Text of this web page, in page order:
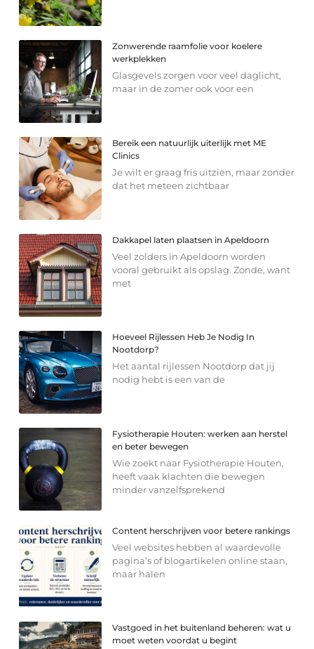
Zonwerende raamfolie voor koelere
werkplekken
Glasgevels zorgen voor veel daglicht,
maar in de zomer ook voor een
Bereik een natuurlijk uiterlijk met ME
Clinics
Je wilt er graag fris uitzien, maar zonder
dat het meteen zichtbaar
Dakkapel laten plaatsen in Apeldoorn
Veel zolders in Apeldoorn worden
vooral gebruikt als opslag. Zonde, want
met
Hoeveel Rijlessen Heb Je Nodig In
Nootdorp?
Het aantal rijlessen Nootdorp dat jij
nodig hebt is een van de
Fysiotherapie Houten: werken aan herstel
en beter bewegen
Wie zoekt naar Fysiotherapie Houten,
heeft vaak klachten die bewegen
minder vanzelfsprekend
Content herschrijven voor betere rankings
Veel websites hebben al waardevolle
pagina’s of blogartikelen online staan,
maar halen
Vastgoed in het buitenland beheren: wat u
moet weten voordat u begint